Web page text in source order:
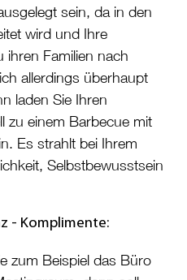
sein, da in den
wird und Ihre
ihren Familien nach
allerdings überhaupt
laden Sie Ihren
zu einem Barbecue mit
Es strahlt bei Ihrem
Selbstbewusstsein
- Komplimente:
zum Beispiel das Büro